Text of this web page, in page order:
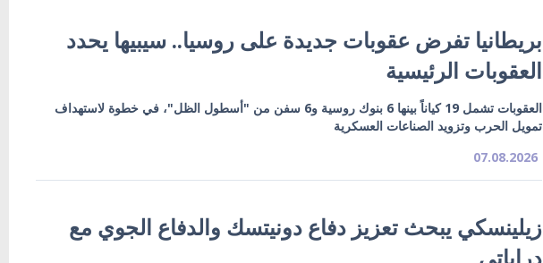
بريطانيا تفرض عقوبات جديدة على روسيا.. سيبيها يحدد
العقوبات الرئيسية
العقوبات تشمل 19 كياناً بينها 6 بنوك روسية و6 سفن من "أسطول الظل"، في خطوة لاستهداف
تمويل الحرب وتزويد الصناعات العسكرية
07.08.2026
زيلينسكي يبحث تعزيز دفاع دونيتسك والدفاع الجوي مع
دراباتي